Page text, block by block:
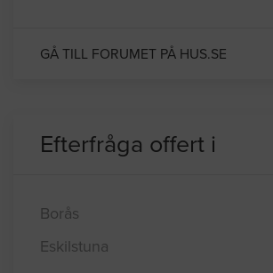
GÅ TILL FORUMET PÅ HUS.SE
Efterfråga offert i
Borås
Eskilstuna